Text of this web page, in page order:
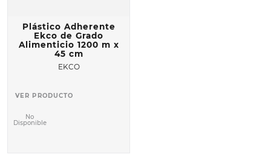
Plástico Adherente
Ekco de Grado
Alimenticio 1200 m x
45 cm
EKCO
VER PRODUCTO
No
Disponible